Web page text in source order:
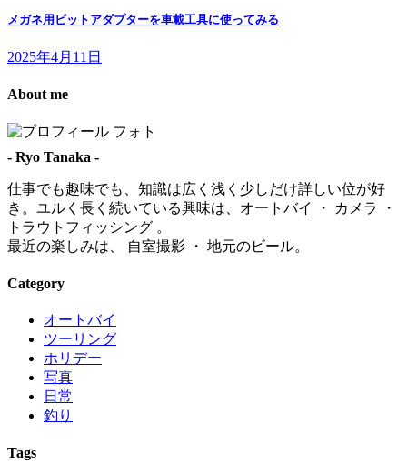
メガネ用ビットアダプターを車載工具に使ってみる
2025年4月11日
About me
- Ryo Tanaka -
仕事でも趣味でも、知識は広く浅く少しだけ詳しい位が好
き。ユルく長く続いている興味は、オートバイ ・ カメラ ・
トラウトフィッシング 。
最近の楽しみは、 自室撮影 ・ 地元のビール。
Category
オートバイ
ツーリング
ホリデー
写真
日常
釣り
Tags